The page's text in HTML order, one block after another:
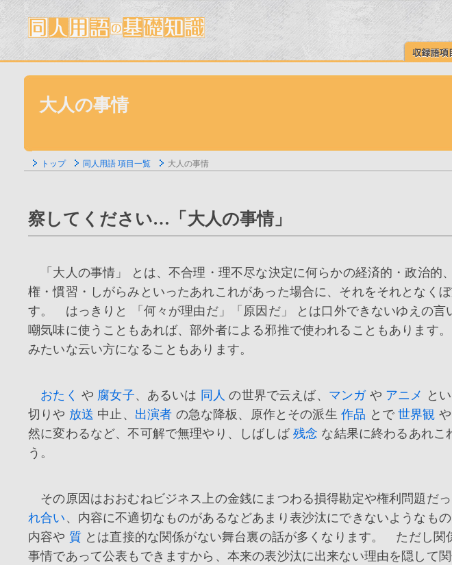
大人の事情
トップ 同人用語 項目一覧 大人の事情
察してください…「大人の事情」
「大人の事情」 とは、不合理・理不尽な決定に何らかの経済的・政治的
権・慣習・しがらみといったあれこれがあった場合に、それをそれとなく
す。 はっきりと 「何々が理由だ」「原因だ」 とは口外できないゆえの言
嘲気味に使うこともあれば、部外者による邪推で使われることもあります
みたいな云い方になることもあります。
おたく や 腐女子、あるいは 同人 の世界で云えば、 マンガや アニメ と
切りや 放送 中止、 出演者 の急な降板、原作とその派生 作品 とで世界観
然に変わるなど、不可解で無理やり、しばしば 残念 な結果に終わるあれこ
う。
その原因はおおむねビジネス上の金銭にまつわる損得勘定や権利問題だ
れ合い 、内容に不適切なものがあるなどあまり表沙汰にできないようなも
内容や 質とは直接的な関係がない舞台裏の話が多くなります。 ただし関
事情であって公表もできますから、本来の表沙汰に出来ない理由を隠して